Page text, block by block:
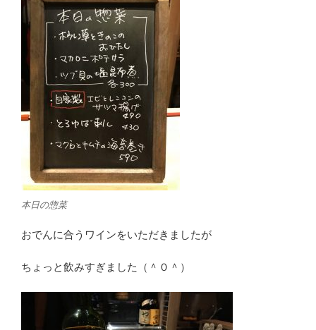
本日の惣菜
おでんに合うワインをいただきましたが
ちょっと飲みすぎました（＾０＾）